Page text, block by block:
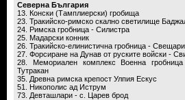
Северна България
13. Конски (Тамплиерски) гробища
23. Тракийско-римско скално светилище
24. Римска гробница - Силистра
25. Мадарски конник
26. Тракийско-елинистична гробница - Свещари
27. Форсиране на Дунав от руските войски -
28. Мемориален комплекс Военна
Тутракан
35. Древна римска крепост Улпия Ескус
51. Никополис ад Иструм
73. Девташлари - с. Царев брод